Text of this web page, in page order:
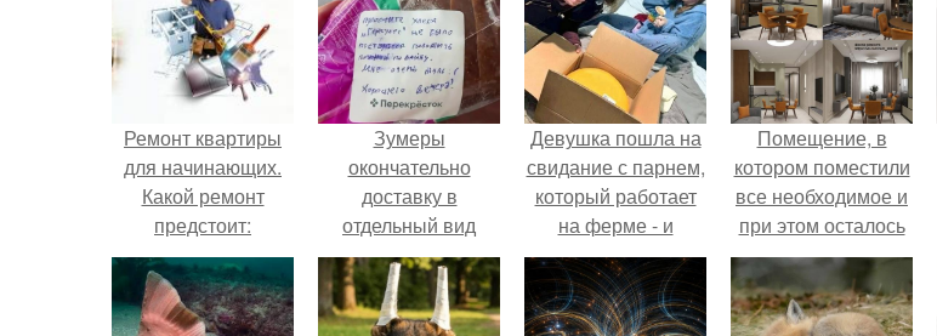
Ремонт квартиры
для начинающих.
Какой ремонт
предстоит:
косметический или
капитальный
Зумеры
окончательно
доставку в
отдельный вид
искусства
превратили.
Девушка пошла на
свидание с парнем,
который работает
на ферме - и
вернулась домой с
подарком, который
точно не влезет в
Помещение, в
котором поместили
все необходимое и
при этом осталось
пространство.